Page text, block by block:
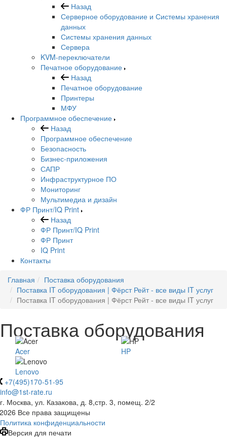
Назад
Серверное оборудование и Системы хранения
данных
Системы хранения данных
Сервера
KVM-переключатели
Печатное оборудование
Назад
Печатное оборудование
Принтеры
МФУ
Программное обеспечение
Назад
Программное обеспечение
Безопасность
Бизнес-приложения
САПР
Инфраструктурное ПО
Мониторинг
Мультимедиа и дизайн
ФР Принт/IQ Print
Назад
ФР Принт/IQ Print
ФР Принт
IQ Print
Контакты
Главная
Поставка оборудования
Поставка IT оборудования | Фёрст Рейт - все виды IT услуг
Поставка IT оборудования | Фёрст Рейт - все виды IT услуг
Поставка оборудования
Acer
HP
Lenovo
+7(495)170-51-95
info@1st-rate.ru
г. Москва, ул. Казакова, д. 8,стр. 3, помещ. 2/2
Все права защищены
Политика конфиденциальности
Версия для печати